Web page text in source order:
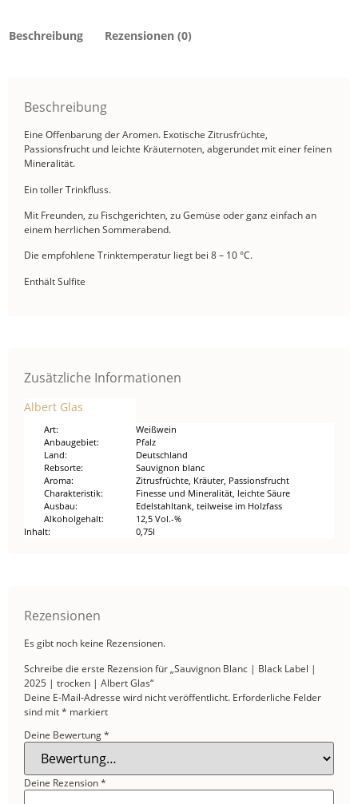
Beschreibung Rezensionen (0)
Beschreibung
Eine Offenbarung der Aromen. Exotische Zitrusfrüchte,
Passionsfrucht und leichte Kräuternoten, abgerundet mit einer feinen
Mineralität.
Ein toller Trinkfluss.
Mit Freunden, zu Fischgerichten, zu Gemüse oder ganz einfach an
einem herrlichen Sommerabend.
Die empfohlene Trinktemperatur liegt bei 8 – 10 °C.
Enthält Sulfite
Zusätzliche Informationen
Albert Glas
Art
Weißwein
Anbaugebiet
Pfalz
Land
Deutschland
Rebsorte
Sauvignon blanc
Aroma
Zitrusfrüchte, Kräuter, Passionsfrucht
Charakteristik
Finesse und Mineralität, leichte Säure
Ausbau
Edelstahltank, teilweise im Holzfass
Alkoholgehalt
12,5 Vol.-%
Inhalt
0,75l
Rezensionen
Es gibt noch keine Rezensionen.
Schreibe die erste Rezension für „Sauvignon Blanc | Black Label |
2025 | trocken | Albert Glas“
Deine E-Mail-Adresse wird nicht veröffentlicht. Erforderliche Felder
sind mit* markiert
Deine Bewertung*
Deine Rezension*